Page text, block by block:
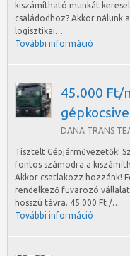
kiszámítható munkát
családodhoz? Akkor nálunk
logisztikai…
További információ
45.000 Ft/
DANA TRANS
Tisztelt Gépjárművezetők!
fontos számodra a
Akkor csatlakozz hozzánk!
rendelkező fuvarozó
hosszú távra. 45.000 Ft /…
További információ